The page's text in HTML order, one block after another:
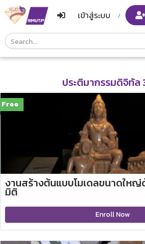
Course
Search
Header
เข้าสู่ระบบ /
ประติมากรรมดิจิทัล
Free
งานสร้างต้นแบบโมเดลขนาดให
มิติ
Enroll Now